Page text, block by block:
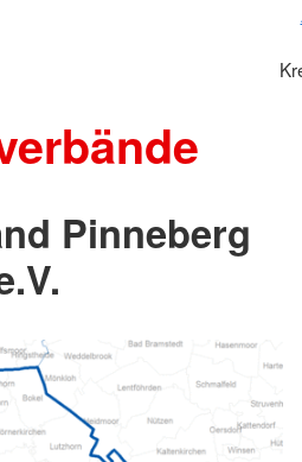
Pinneberg